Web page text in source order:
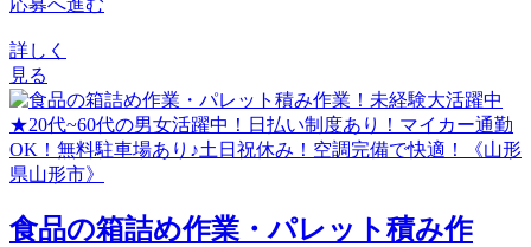
詳しく
見る
食品の箱詰め作業・パレット積み作